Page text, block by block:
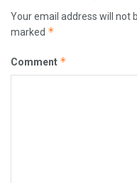
Your email address will not
marked *
Comment *